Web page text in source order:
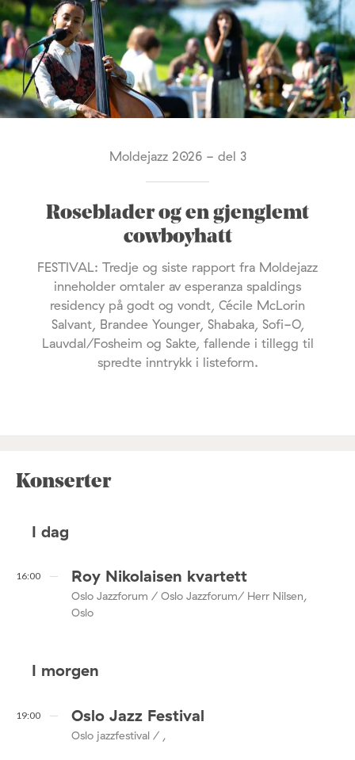
Moldejazz 2026 - del 3
Roseblader og en gjenglemt
cowboyhatt
FESTIVAL: Tredje og siste rapport fra Moldejazz
inneholder omtaler av esperanza spaldings
residency på godt og vondt, Cécile McLorin
Salvant, Brandee Younger, Shabaka, Sofi-O,
Lauvdal/Fosheim og Sakte, fallende i tillegg til
spredte inntrykk i listeform.
Konserter
I dag
16:00 Roy Nikolaisen kvartett
Oslo Jazzforum / Oslo Jazzforum/ Herr Nilsen,
Oslo
I morgen
19:00 Oslo Jazz Festival
Oslo jazzfestival / ,